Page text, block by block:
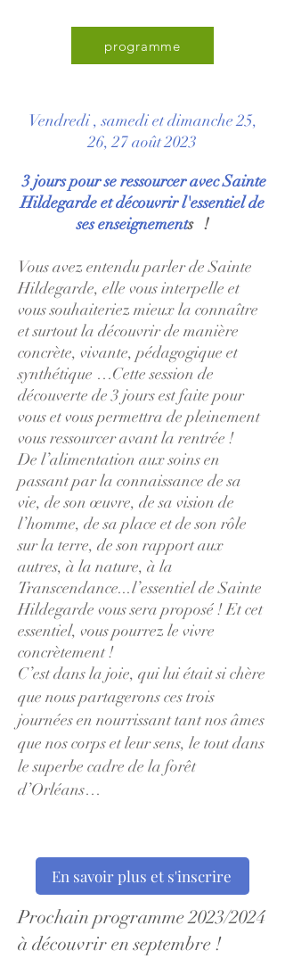
programme
Vendredi , samedi et dimanche 25,
26, 27 août 2023
3 jours pour se ressourcer avec Sainte
Hildegarde et découvrir l'essentiel de
ses enseignements !
Vous avez entendu parler de Sainte
Hildegarde, elle vous interpelle et
vous souhaiteriez mieux la connaître
et surtout la découvrir de manière
concrète, vivante, pédagogique et
synthétique …Cette session de
découverte de 3 jours est faite pour
vous et vous permettra de pleinement
vous ressourcer avant la rentrée !
De l’alimentation aux soins en
passant par la connaissance de sa
vie, de son œuvre, de sa vision de
l’homme, de sa place et de son rôle
sur la terre, de son rapport aux
autres, à la nature, à la
Transcendance...l’essentiel de Sainte
Hildegarde vous sera proposé ! Et cet
essentiel, vous pourrez le vivre
concrètement !
C’est dans la joie, qui lui était si chère
que nous partagerons ces trois
journées en nourrissant tant nos âmes
que nos corps et leur sens, le tout dans
le superbe cadre de la forêt
d’Orléans…
En savoir plus et s'inscrire
Prochain programme 2023/2024
à découvrir en septembre !